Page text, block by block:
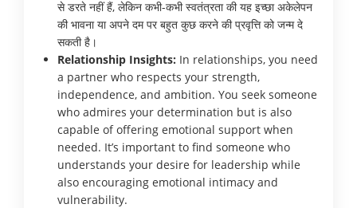
से डरते नहीं हैं, लेकिन कभी-कभी स्वतंत्रता की यह इच्छा अकेलेपन
की भावना या अपने दम पर बहुत कुछ करने की प्रवृत्ति को जन्म दे
सकती है।
Relationship Insights: In relationships, you need
a partner who respects your strength,
independence, and ambition. You seek someone
who admires your determination but is also
capable of offering emotional support when
needed. It’s important to find someone who
understands your desire for leadership while
also encouraging emotional intimacy and
vulnerability.